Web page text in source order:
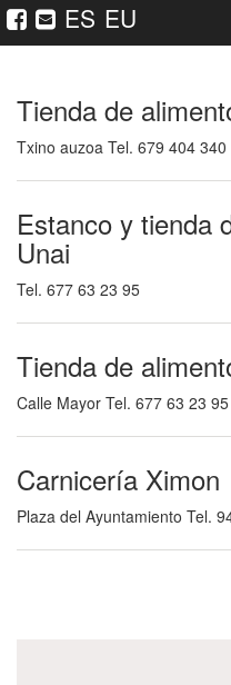
ES EU
Tienda de
Txino auzoa Tel. 679 404 340
Estanco y tienda
Unai
Tel. 677 63 23 95
Tienda de
Calle Mayor Tel. 677 63 23 95
Carnicería Ximon
Plaza del Ayuntamiento Tel.